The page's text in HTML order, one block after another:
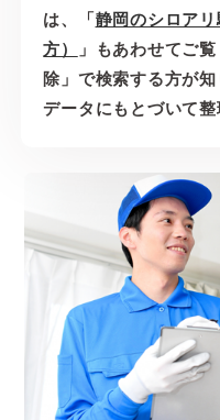
は、「静岡のシロア
方）
」もあわせてご
除」で検索する方が
データにもとづいて整